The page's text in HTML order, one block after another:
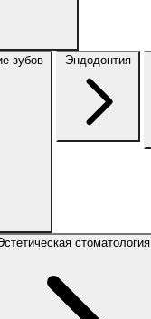
зубов Эндодонтия
стоматология